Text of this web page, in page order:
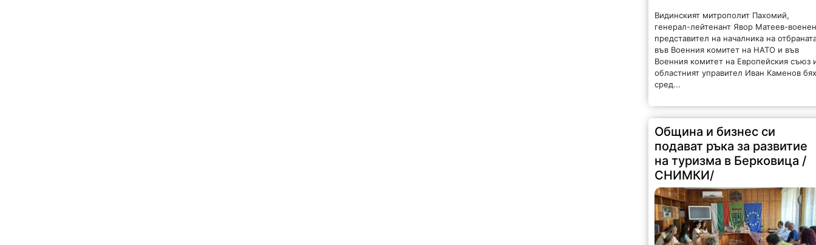
Видинският митрополит Пахомий,
генерал-лейтенант Явор Матеев-
представител на началника на
във Военния комитет на НАТО и във
Военния комитет на Европейския съюз
областният управител Иван Каменов
сред...
Община и бизнес си
подават ръка за развитие
на туризма в Берковица /
СНИМКИ/